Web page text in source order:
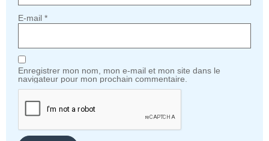
E-mail *
Enregistrer mon nom, mon e-mail et mon site dans le
navigateur pour mon prochain commentaire.